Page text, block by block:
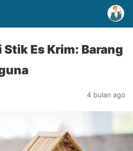
Es Krim: Barang
4 bulan ago